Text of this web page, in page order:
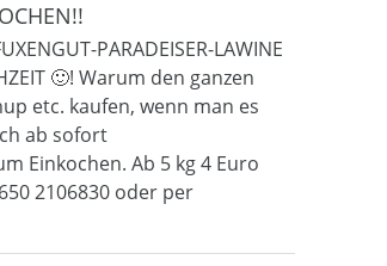
PARADEISER-LAWINE
🙂! Warum den ganzen
etc. kaufen, wenn man es
ab sofort
Einkochen. Ab 5 kg 4 Euro
2106830 oder per